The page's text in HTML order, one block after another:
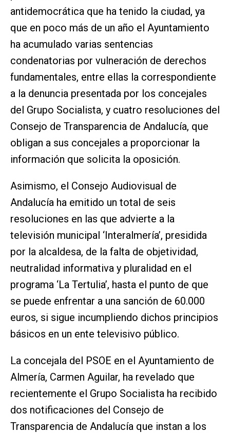
antidemocrática que ha tenido la ciudad, ya
que en poco más de un año el Ayuntamiento
ha acumulado varias sentencias
condenatorias por vulneración de derechos
fundamentales, entre ellas la correspondiente
a la denuncia presentada por los concejales
del Grupo Socialista, y cuatro resoluciones del
Consejo de Transparencia de Andalucía, que
obligan a sus concejales a proporcionar la
información que solicita la oposición.
Asimismo, el Consejo Audiovisual de
Andalucía ha emitido un total de seis
resoluciones en las que advierte a la
televisión municipal ‘Interalmería’, presidida
por la alcaldesa, de la falta de objetividad,
neutralidad informativa y pluralidad en el
programa ‘La Tertulia’, hasta el punto de que
se puede enfrentar a una sanción de 60.000
euros, si sigue incumpliendo dichos principios
básicos en un ente televisivo público.
La concejala del PSOE en el Ayuntamiento de
Almería, Carmen Aguilar, ha revelado que
recientemente el Grupo Socialista ha recibido
dos notificaciones del Consejo de
Transparencia de Andalucía que instan a los